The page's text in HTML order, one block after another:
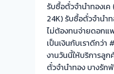
ราย-
ติ
วาา
นนท์
นนทบุรี
ให้
รับซื้อตั๋วจำนำทองเค
24K) รับซื้อตั๋วจำนำ
ไม่ต้องทนจ่ายดอกแ
เป็นเงินกับเราดีกว่
งานวันนี้ให้บริการลู
ตั๋วจำนำทอง บางรั